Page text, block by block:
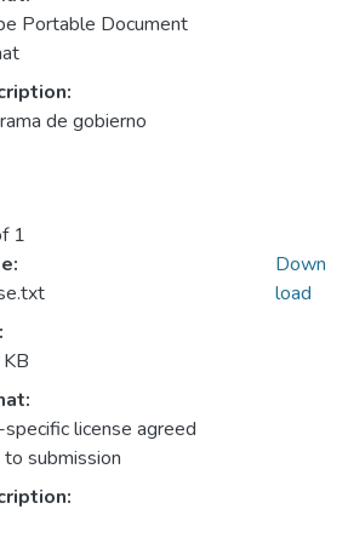
Portable Document
de gobierno
1
license agreed
to submission
Down
load